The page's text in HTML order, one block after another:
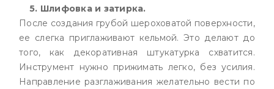
5. Шлифовка и затирка.
После создания грубой шероховатой поверхности,
ее слегка приглаживают кельмой. Это делают до
того, как декоративная штукатурка схватится.
Инструмент нужно прижимать легко, без усилия.
Направление разглаживания желательно вести по